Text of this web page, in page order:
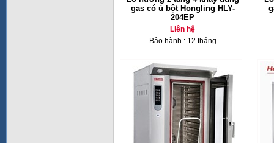
gas có ủ bột Hongling HLY-
204EP
Liên hệ
Bảo hành : 12 tháng